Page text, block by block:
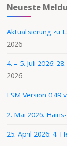
Neueste
Aktualisierung zu
2026
4. – 5. Juli 2026:
2026
LSM Version 0.49
2. Mai 2026:
25. April 2026: 4.